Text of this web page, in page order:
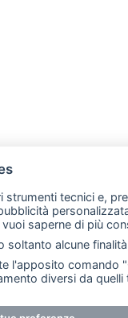
- E-mail:
RSS Made byVIP
scelte sui cookie
E'
strumenti tecnici e,
saperne di più
soltanto alcune
l'apposito comando
diversi da quelli